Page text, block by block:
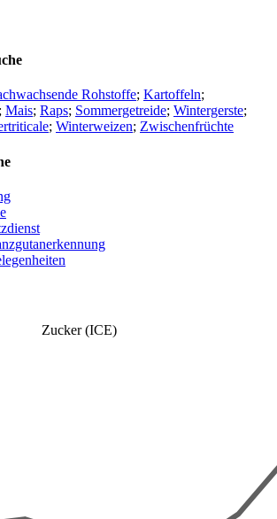
Rohstoffe; Kartoffeln;
; Mais; Raps; Sommergetreide; Wintergerste;
; Winterweizen; Zwischenfrüchte
Zucker (ICE)